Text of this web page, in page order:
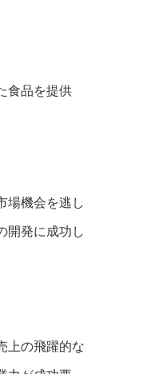
食品を提供
場機会を逃し
開発に成功し
上の飛躍的な